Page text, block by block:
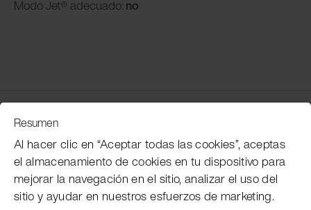
ModoJet® adecuado: no
Servicio de atención al cliente
Subscribe Pacojet Newsletter
Would you like to be regularly updated on news, event
Resumen
Al hacer clic en “Aceptar todas las cookies”, aceptas
el almacenamiento de cookies en tu dispositivo para
mejorar la navegación en el sitio, analizar el uso del
sitio y ayudar en nuestros esfuerzos de marketing.